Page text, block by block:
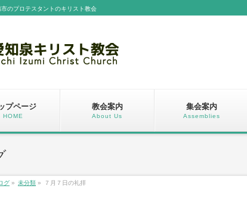
のプロテスタントのキリスト教会
プページ
HOME
教会案内
About Us
集会案内
Assemblies
グ » 未分類 » ７月７日の礼拝